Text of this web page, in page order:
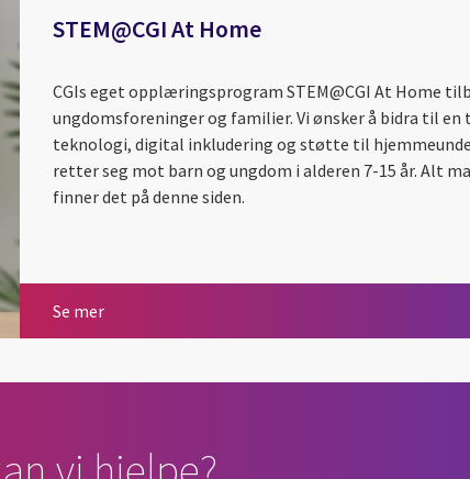
STEM@CGI At Home
CGIs eget opplæringsprogram STEM@CGI At Home
ungdomsforeninger og familier. Vi ønsker å bidra til
teknologi, digital inkludering og støtte til
retter seg mot barn og ungdom i alderen 7-15 år. Alt
finner det på denne siden.
Se merSTEM@CGI At Home